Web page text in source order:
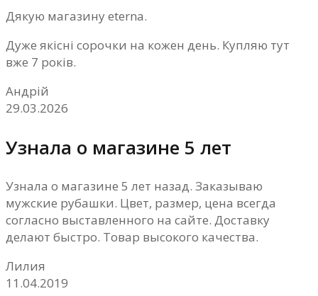
Дякую магазину eterna.
Дуже якісні сорочки на кожен день. Купляю тут
вже 7 років.
Андрій
29.03.2026
Узнала о магазине 5 лет
Узнала о магазине 5 лет назад. Заказываю
мужские рубашки. Цвет, размер, цена всегда
согласно выставленного на сайте. Доставку
делают быстро. Товар высокого качества.
Лилия
11.04.2019